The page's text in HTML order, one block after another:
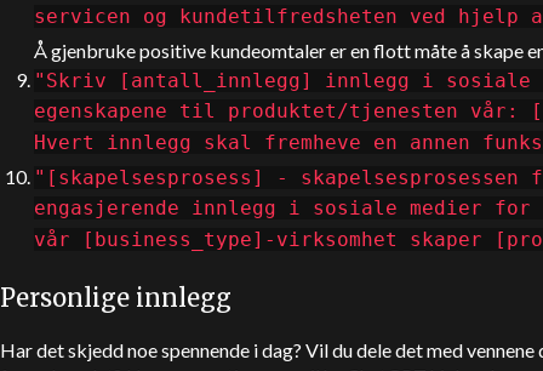
servicen og kundetilfredsheten ved hjelp
Å gjenbruke positive kundeomtaler er en flott måte å skape
"Skriv [antall_innlegg] innlegg i sosiale
egenskapene til produktet/tjenesten vår:
Hvert innlegg skal fremheve en annen
"[skapelsesprosess] -
engasjerende innlegg i sosiale medier
vår [business_type]-virksomhet skaper
Personlige innlegg
Har det skjedd noe spennende i dag? Vil du dele det med